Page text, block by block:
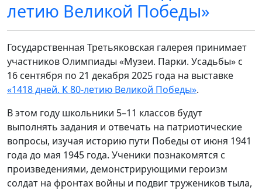
летию Великой Победы»
Государственная Третьяковская галерея принимает
участников Олимпиады «Музеи. Парки. Усадьбы» с
16 сентября по 21 декабря 2025 года на выставке
«1418 дней. К 80-летию Великой Победы».
В этом году школьники 5–11 классов будут
выполнять задания и отвечать на патриотические
вопросы, изучая историю пути Победы от июня 1941
года до мая 1945 года. Ученики познакомятся с
произведениями, демонстрирующими героизм
солдат на фронтах войны и подвиг тружеников тыла,